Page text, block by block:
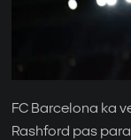
FC Barcelona ka
Rashford pas